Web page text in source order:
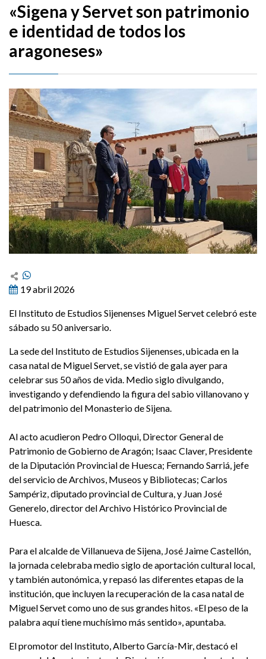
«Sigena y Servet son patrimonio
e identidad de todos los
aragoneses»
19 abril 2026
El Instituto de Estudios Sijenenses Miguel Servet celebró este
sábado su 50 aniversario.
La sede del Instituto de Estudios Sijenenses, ubicada en la
casa natal de Miguel Servet, se vistió de gala ayer para
celebrar sus 50 años de vida. Medio siglo divulgando,
investigando y defendiendo la figura del sabio villanovano y
del patrimonio del Monasterio de Sijena.
Al acto acudieron Pedro Olloqui, Director General de
Patrimonio de Gobierno de Aragón; Isaac Claver, Presidente
de la Diputación Provincial de Huesca; Fernando Sarriá, jefe
del servicio de Archivos, Museos y Bibliotecas; Carlos
Sampériz, diputado provincial de Cultura, y Juan José
Generelo, director del Archivo Histórico Provincial de
Huesca.
Para el alcalde de Villanueva de Sijena, José Jaime Castellón,
la jornada celebraba medio siglo de aportación cultural local,
y también autonómica, y repasó las diferentes etapas de la
institución, que incluyen la recuperación de la casa natal de
Miguel Servet como uno de sus grandes hitos. «El peso de la
palabra aquí tiene muchísimo más sentido», apuntaba.
El promotor del Instituto, Alberto García-Mir, destacó el